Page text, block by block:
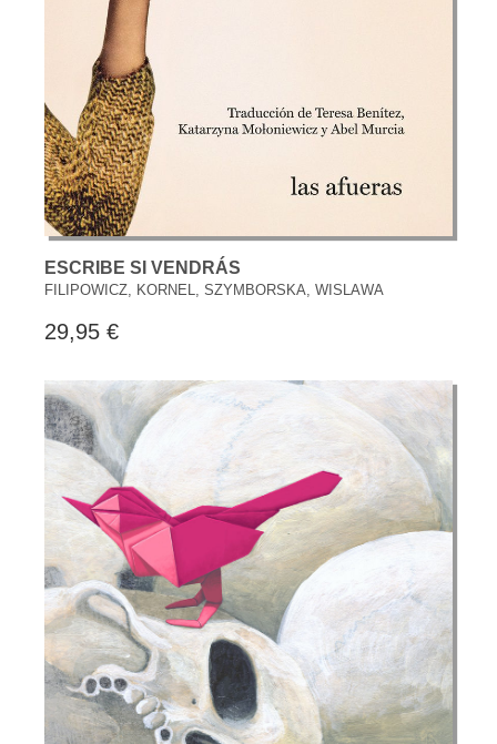
ESCRIBE SI VENDRÁS
FILIPOWICZ, KORNEL, SZYMBORSKA, WISLAWA
29,95 €